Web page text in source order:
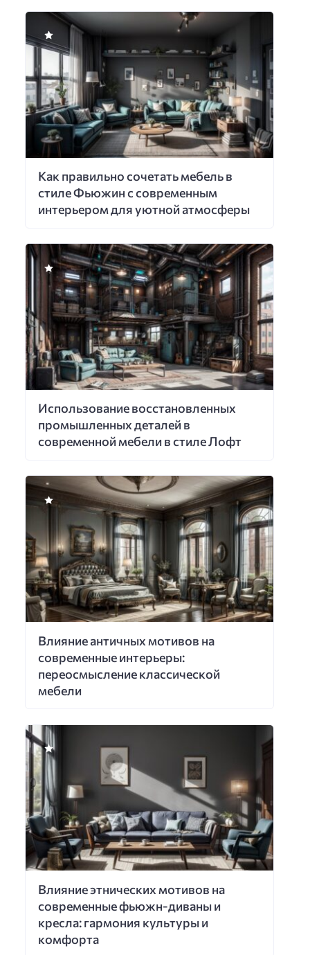
Как правильно сочетать мебель в
стиле Фьюжин с современным
интерьером для уютной атмосферы
Использование восстановленных
промышленных деталей в
современной мебели в стиле Лофт
Влияние античных мотивов на
современные интерьеры:
переосмысление классической
мебели
Влияние этнических мотивов на
современные фьюжн-диваны и
кресла: гармония культуры и
комфорта